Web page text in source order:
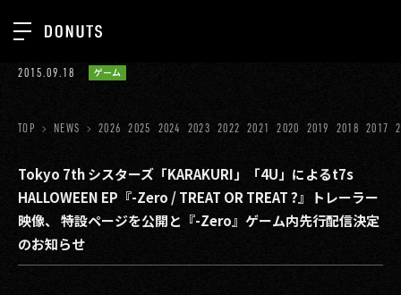
ジョブカン
ゲーム
ミクチャ
TOP
ABOUT
SERVICES
GROUP
RECRUIT
2015.09.18 ゲーム
TOP NEWS 2026 2025 2024 2023 2022 2021 2020 2019 2018 2017
Tokyo 7th シスターズ「KARAKURI」「4U」によるt7s
HALLOWEEN EP『-Zero / TREAT OR TREAT ?』トレーラー
映像、 特設ページを公開と『-Zero』ゲーム内先行配信決定
のお知らせ